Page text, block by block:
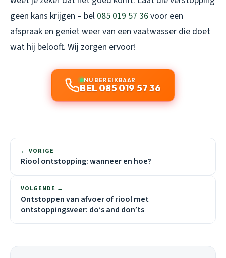
geen kans krijgen – bel 085 019 57 36voor een
afspraak en geniet weer van een vaatwasser die doet
wat hij belooft. Wij zorgen ervoor!
NU BEREIKBAAR
BEL 085 019 57 36
← VORIGE
Riool ontstopping: wanneer en hoe?
VOLGENDE →
Ontstoppen van afvoer of riool met
ontstoppingsveer: do’s and don’ts